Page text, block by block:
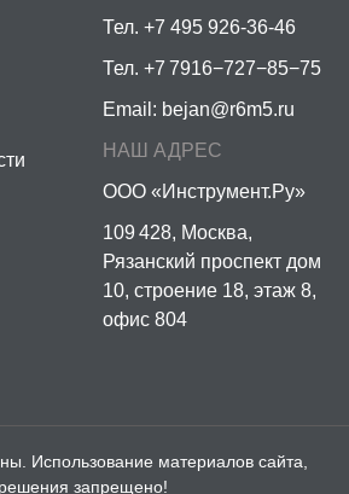
Тел. +7 495 926-36-46
Тел. +7 7916−727−85−75
Email: bejan@r6m5.ru
НАШ АДРЕС
ООО «Инструмент.Ру»
109 428, Москва,
Рязанский проспект дом
10, строение 18, этаж 8,
офис 804
Использование материалов сайта,
запрещено!